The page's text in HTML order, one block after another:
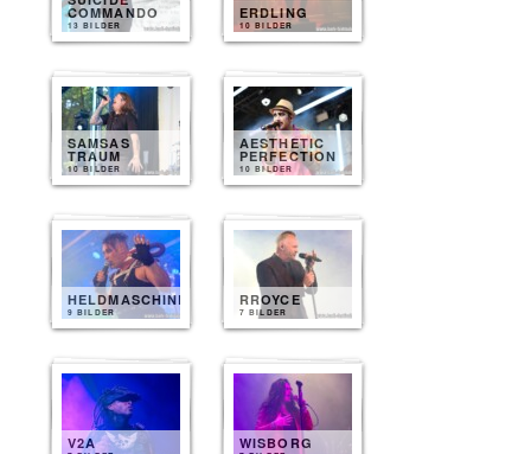
COMMANDO
13 BILDER
ERDLING
10 BILDER
SAMSAS
TRAUM
10 BILDER
AESTHETIC
PERFECTION
10 BILDER
HELDMASCHINE
9 BILDER
RROYCE
7 BILDER
V2A WISBORG